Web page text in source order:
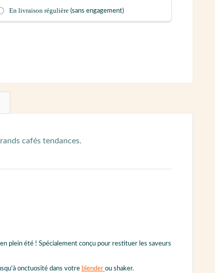
En livraison régulière(sans engagement)
cafés tendances.
plein été ! Spécialement conçu pour restituer les saveurs
onctuosité dans votre blender ou shaker.